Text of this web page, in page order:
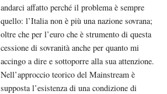
andarci affatto perché il problema è sempre
quello: l’Italia non è più una nazione sovrana;
oltre che per l’euro che è strumento di questa
cessione di sovranità anche per quanto mi
accingo a dire e sottoporre alla sua attenzione.
Nell’approccio teorico del Mainstream è
supposta l’esistenza di una condizione di